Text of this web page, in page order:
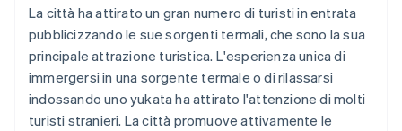
La città ha attirato un gran numero di turisti in entrata
pubblicizzando le sue sorgenti termali, che sono la sua
principale attrazione turistica. L'esperienza unica di
immergersi in una sorgente termale o di rilassarsi
indossando uno yukata ha attirato l'attenzione di molti
turisti stranieri. La città promuove attivamente le